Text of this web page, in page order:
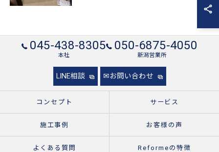
045-438-8305
本社
050-6875-4050
新潟営業所
LINE相談 ✉お問い合わせ
コンセプト サービス
施工事例 お客様の声
よくある質問 Reformeの特徴